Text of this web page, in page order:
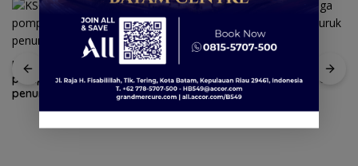
KSOP Tanjungpinang larang
pompong antar jemput
penumpang di ponton SBP
SAR Tanjungpinang siaga 24
jam antisipasi cuaca buruk
perairan Kepri